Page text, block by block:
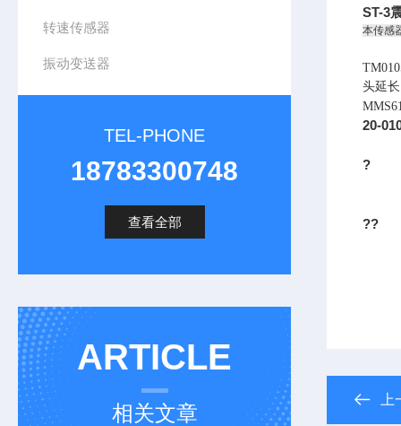
转速传感器
振动变送器
TEL-PHONE
18783300748
查看全部
ARTICLE
相关文章
ST-3
本传感
头延
20-
?
??